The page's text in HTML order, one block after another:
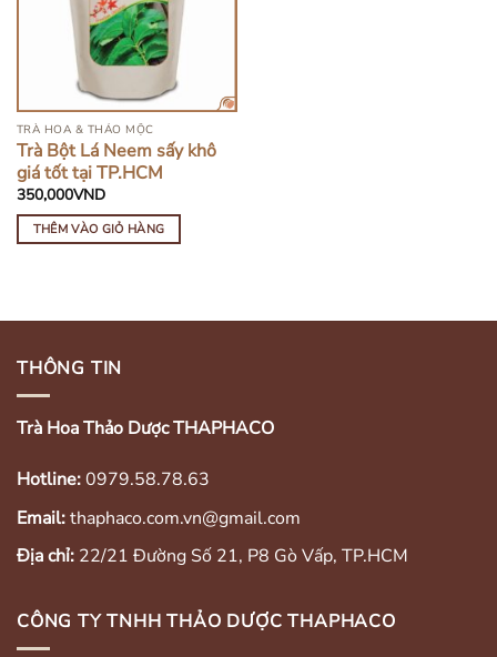
TRÀ HOA & THẢO MỘC
Trà Bột Lá Neem sấy khô
giá tốt tại TP.HCM
350,000VND
THÊM VÀO GIỎ HÀNG
THÔNG TIN
Trà Hoa Thảo Dược THAPHACO
Hotline:0979.58.78.63
Email:thaphaco.com.vn@gmail.com
Địa chỉ: 22/21 Đường Số 21, P8 Gò Vấp, TP.HCM
CÔNG TY TNHH THẢO DƯỢC THAPHACO